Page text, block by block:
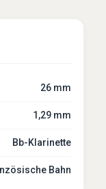
26 mm
1,29 mm
Bb-Klarinette
Bahn